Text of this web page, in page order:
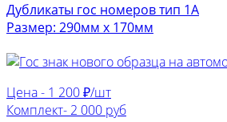
Дубликаты гос номеров тип 1А
Размер: 290мм х 170мм
Цена - 1 200 ₽/шт
Комплект- 2 000 руб